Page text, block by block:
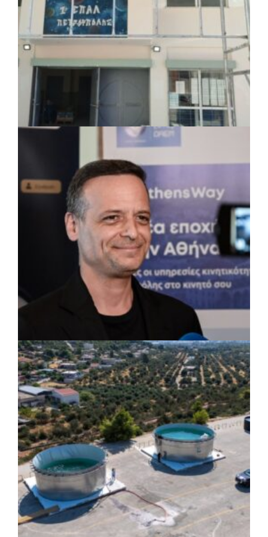
πριν από 2 μέρες
Περιφέρεια Θεσσαλίας: Νέος
ιατροτεχνολογικός εξοπλισμός και
αναβάθμιση του ΚΕΦΙΑΠ Καρδίτσας
πριν από 2 μέρες
Δήμος Αθηναίων: 651 δημότες συμμετείχαν
στις δράσεις διατροφικής υποστήριξης
07/08/2026 · 17:45
Δήμος Πετρούπολης: Εργασίες
συντήρησης σε σχολεία και αθλητικές
εγκαταστάσεις
ΡΕΠΟΡΤΑΖ | 07/08/2026 · 17:27
Ο Δούκας για έργα, καθαριότητα και τη
μάχη των επόμενων εκλογών: «Η καλύτερη
μου να κατέβει ο Μπακογιάννης»